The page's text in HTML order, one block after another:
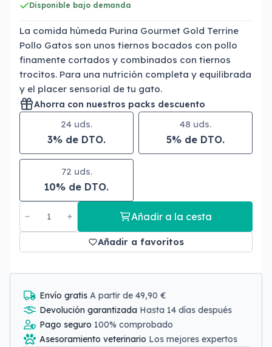
Disponible bajo demanda
La comida húmeda Purina Gourmet Gold Terrine
Pollo Gatos son unos tiernos bocados con pollo
finamente cortados y combinados con tiernos
trocitos. Para una nutrición completa y equilibrada
y el placer sensorial de tu gato.
Ahorra con nuestros packs descuento
24 uds.
3% de DTO.
48 uds.
5% de DTO.
72 uds.
10% de DTO.
Añadir a la cesta
Añadir a favoritos
Envío gratis A partir de 49,90 €
Devolución garantizada Hasta 14 días después
Pago seguro 100% comprobado
Asesoramiento veterinario Los mejores expertos